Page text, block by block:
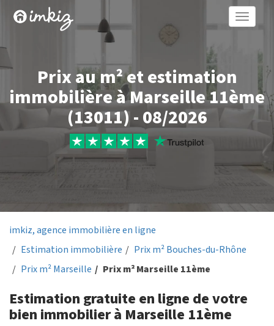
Toggle
Prix au m² et estimation
immobilière à Marseille 11ème
(13011) - 08/2026
imkiz, agence immobilière en ligne
Estimation immobilière
Prix m² Bouches-du-Rhône
Prix m² Marseille
Prix m² Marseille 11ème
Estimation gratuite en ligne de votre
bien immobilier à Marseille 11ème